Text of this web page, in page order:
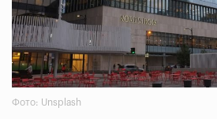
Фото: Unsplash